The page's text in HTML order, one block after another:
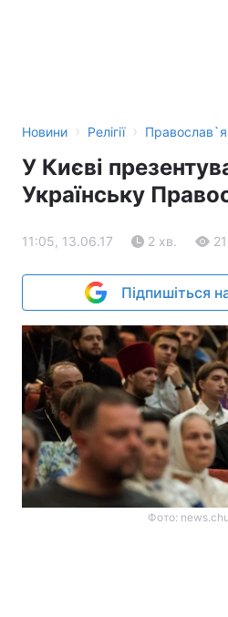
Новини › Релігії › Православ`я
У Києві
Українську
11:05, 13.06.17 2 хв.
Підпишіться
Фото: